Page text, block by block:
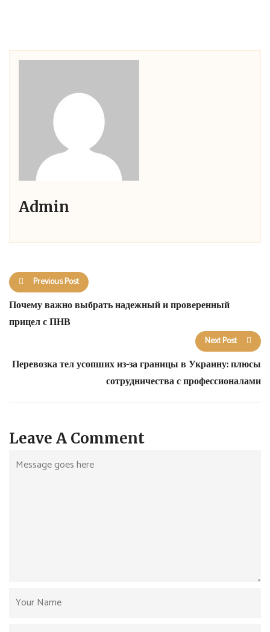
Admin
Previous Post
Почему важно выбрать надежный и проверенный
прицел с ПНВ
Next Post
Перевозка тел усопших из-за границы в Украину: плюсы
сотрудничества с профессионалами
Leave A Comment